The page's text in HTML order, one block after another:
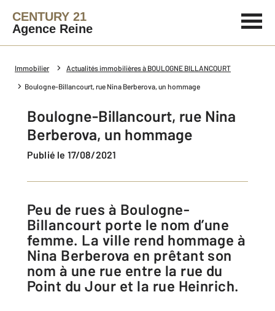
CENTURY 21
Agence Reine
Immobilier Actualités immobilières à BOULOGNE BILLANCOURT
Boulogne-Billancourt, rue Nina Berberova, un hommage
Boulogne-Billancourt, rue Nina
Berberova, un hommage
Publié le 17/08/2021
Peu de rues à Boulogne-
Billancourt porte le nom d’une
femme. La ville rend hommage à
Nina Berberova en prêtant son
nom à une rue entre la rue du
Point du Jour et la rue Heinrich.